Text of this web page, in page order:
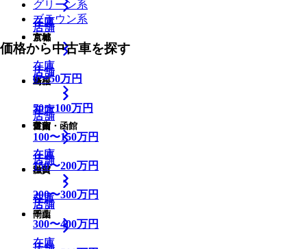
在庫
店舗
道南・函館
在庫
店舗
宮城
在庫
店舗
秋田
在庫
店舗
埼玉
在庫
店舗
千葉
在庫
在庫
店舗
富山
在庫
店舗
京都
在庫
店舗
滋賀
在庫
店舗
島根
在庫
店舗
岡山
在庫
在庫
店舗
佐賀
在庫
店舗
グリーン系
ブラウン系
価格から中古車を探す
0〜50万円
50〜100万円
100〜150万円
150〜200万円
200〜300万円
300〜400万円